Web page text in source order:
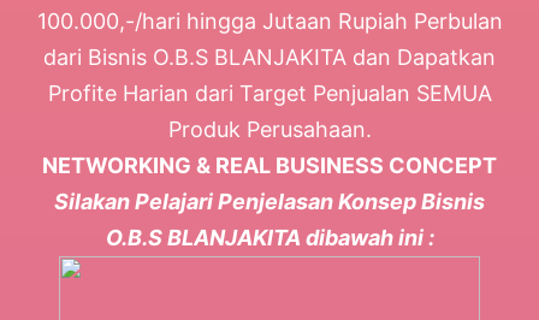
100.000,-/hari hingga Jutaan Rupiah Perbulan
dari Bisnis O.B.S BLANJAKITA dan Dapatkan
Profite Harian dari Target Penjualan SEMUA
Produk Perusahaan.
NETWORKING & REAL BUSINESS CONCEPT
Silakan Pelajari Penjelasan Konsep Bisnis
O.B.S BLANJAKITA dibawah ini :